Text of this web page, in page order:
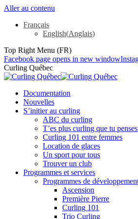
Aller au contenu
Français
English(Anglais)
Top Right Menu (FR)
Facebook page opens in new window
Curling Québec
Documentation
Nouvelles
S’initier au curling
ABC du curling
T’es plus curling que tu
Curling 101 entre femmes
Location de glaces
Un sport pour tous
Trouver un club
Programmes et services
Programmes de
Ascension
Première Pierre
Curling 101
Trio Curling